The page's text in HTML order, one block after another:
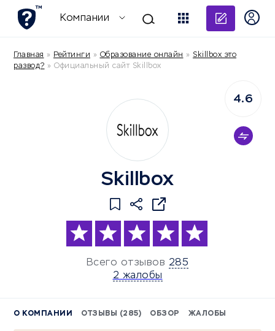
Компании
Главная » Рейтинги » Образование онлайн » Skillbox это
развод? » Официальный сайт Skillbox
Skillbox
Всего отзывов 285
2 жалобы
4.6
О КОМПАНИИ ОТЗЫВЫ (285) ОБЗОР ЖАЛОБЫ